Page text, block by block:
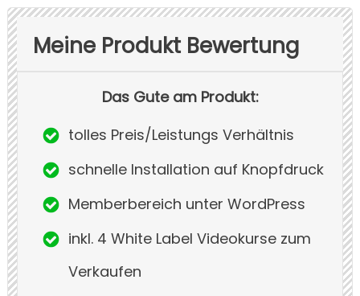
Meine Produkt Bewertung
Das Gute am Produkt:
tolles Preis/Leistungs Verhältnis
schnelle Installation auf Knopfdruck
Memberbereich unter WordPress
inkl. 4 White Label Videokurse zum
Verkaufen